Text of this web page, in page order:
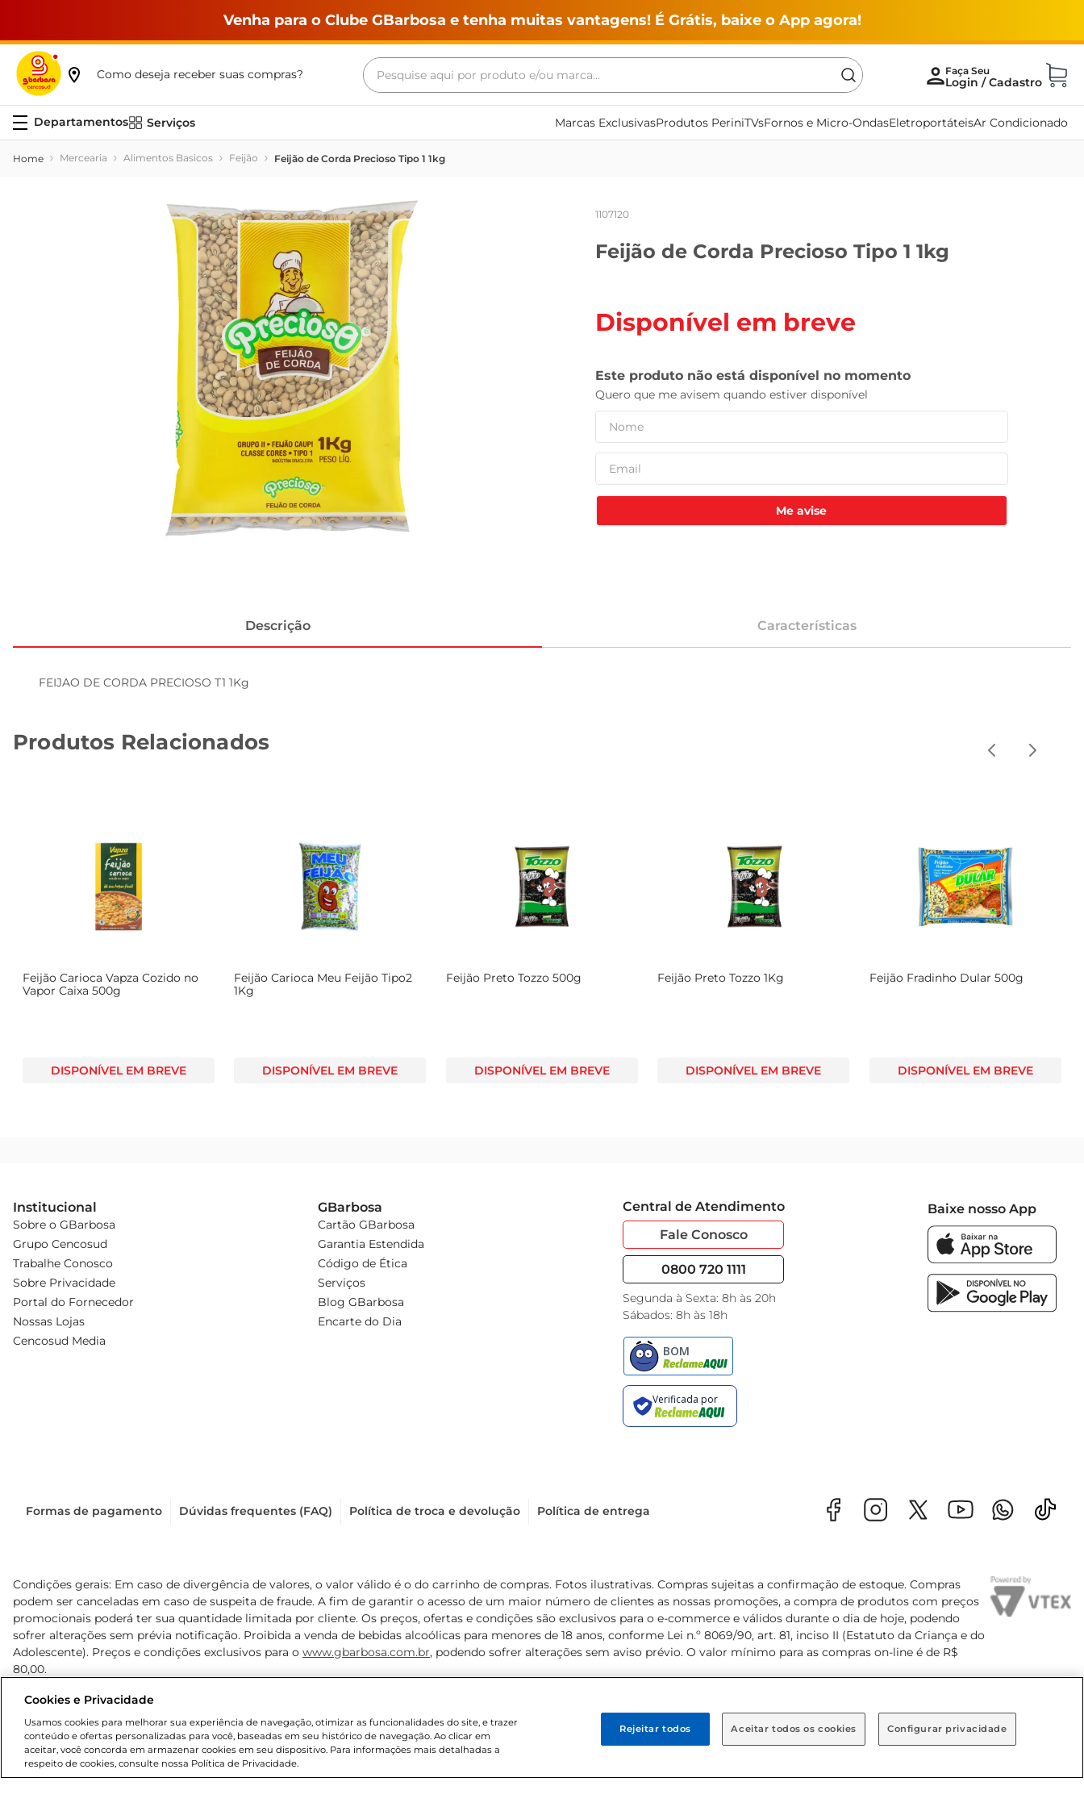
Venha para o Clube GBarbosa e tenha muitas vantagens! É Grátis, baixe o App agora!
Como deseja receber suas compras?
Pesquise aqui por produto e/ou marca...
Serviços Marcas ExclusivasProdutos PeriniTVsFornos e Micro-OndasEletroportáteisAr Condicionado
Mercearia Alimentos Basicos Feijão Feijão de Corda Precioso Tipo 1 1kg
1107120
Feijão de Corda Precioso Tipo 1 1kg
Disponível em breve
Me avise
Descrição Características
FEIJAO DE CORDA PRECIOSO T1 1Kg
Produtos Relacionados
Feijão Carioca Vapza Cozido no
Vapor Caixa 500g
DISPONÍVEL EM BREVE
Feijão Carioca Meu Feijão Tipo2
1Kg
DISPONÍVEL EM BREVE
Feijão Preto Tozzo 500g
DISPONÍVEL EM BREVE
Feijão Preto Tozzo 1Kg
DISPONÍVEL EM BREVE
Feijão Fradinho Dular 500g
DISPONÍVEL EM BREVE
Institucional
Sobre o GBarbosa
Grupo Cencosud
Trabalhe Conosco
Sobre Privacidade
Portal do Fornecedor
Nossas Lojas
Cencosud Media
GBarbosa
Cartão GBarbosa
Garantia Estendida
Código de Ética
Serviços
Blog GBarbosa
Encarte do Dia
Central de Atendimento
Fale Conosco
0800 720 1111
Segunda à Sexta: 8h às 20h
Sábados: 8h às 18h
Baixe nosso App
Formas de pagamento Dúvidas frequentes (FAQ) Política de troca e devolução Política de entrega
Condições gerais: Em caso de divergência de valores, o valor válido é o do carrinho de compras. Fotos ilustrativas. Compras sujeitas a confirmação de estoque. Compras
podem ser canceladas em caso de suspeita de fraude. A fim de garantir o acesso de um maior número de clientes as nossas promoções, a compra de produtos com preços
promocionais poderá ter sua quantidade limitada por cliente. Os preços, ofertas e condições são exclusivos para o e-commerce e válidos durante o dia de hoje, podendo
sofrer alterações sem prévia notificação. Proibida a venda de bebidas alcoólicas para menores de 18 anos, conforme Lei n.º 8069/90, art. 81, inciso II (Estatuto da Criança e do
Adolescente). Preços e condições exclusivos para o www.gbarbosa.com.br, podendo sofrer alterações sem aviso prévio. O valor mínimo para as compras on-line é de R$
80,00.
Termos mais buscados
maquina lavar
café
cerveja
frango
vinho
leite
tv
Cookies e Privacidade
Usamos cookies para melhorar sua experiência de navegação, otimizar as funcionalidades do site, e trazer
conteúdo e ofertas personalizadas para você, baseadas em seu histórico de navegação. Ao clicar em
aceitar, você concorda em armazenar cookies em seu dispositivo. Para informações mais detalhadas a
respeito de cookies, consulte nossa Política de Privacidade.
Configurar privacidade
Rejeitar todos Aceitar todos os cookies